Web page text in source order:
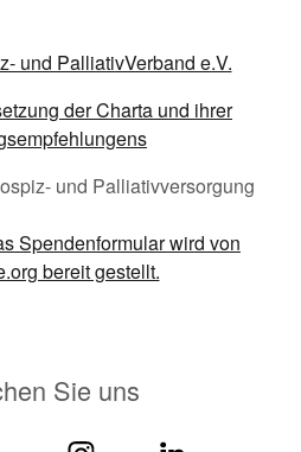
und Palliativversorgung
Sie uns